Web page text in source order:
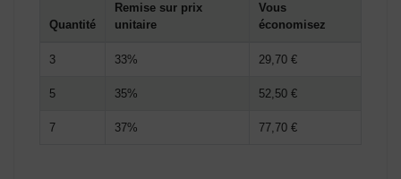
Quantité
Remise sur prix
unitaire
Vous
économisez
3 33% 29,70 €
5 35% 52,50 €
7 37% 77,70 €